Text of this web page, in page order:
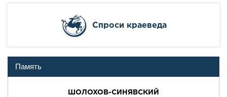
Cпроси краеведа
Память
ШОЛОХОВ-СИНЯВСКИЙ